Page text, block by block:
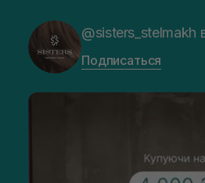
@sisters_stelmakh
Подписаться